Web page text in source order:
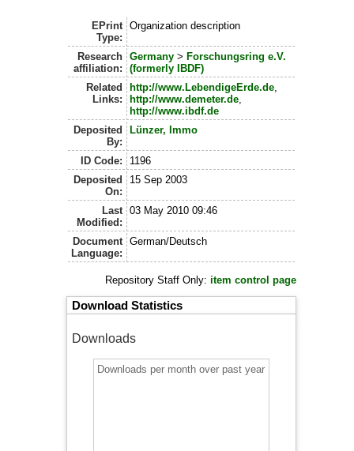
EPrint
Type:
Organization description
Research
affiliation:
Germany > Forschungsring e.V.
(formerly IBDF)
Related
Links:
http://www.LebendigeErde.de,
http://www.demeter.de,
http://www.ibdf.de
Deposited
By:
Lünzer, Immo
ID Code:
1196
Deposited
On:
15 Sep 2003
Last
Modified:
03 May 2010 09:46
Document
Language:
German/Deutsch
Repository Staff Only: item control page
Download Statistics
Downloads
Downloads per month over past year